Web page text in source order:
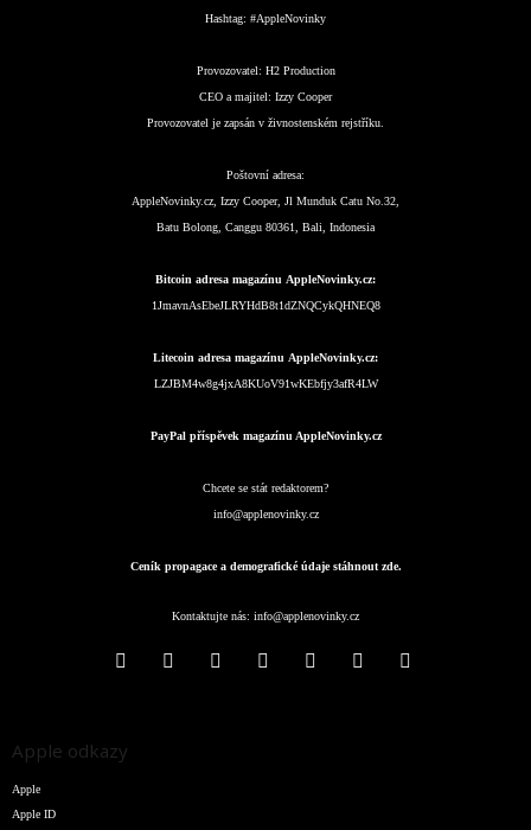
Hashtag: #AppleNovinky
Provozovatel: H2 Production
CEO a majitel: Izzy Cooper
Provozovatel je zapsán v živnostenském rejstříku.
Poštovní adresa:
AppleNovinky.cz, Izzy Cooper, Jl Munduk Catu No.32,
Batu Bolong, Canggu 80361, Bali, Indonesia
Bitcoin adresa magazínu AppleNovinky.cz:
1JmavnAsEbeJLRYHdB8t1dZNQCykQHNEQ8
Litecoin adresa magazínu AppleNovinky.cz:
LZJBM4w8g4jxA8KUoV91wKEbfjy3afR4LW
PayPal příspěvek magazínu AppleNovinky.cz
Chcete se stát redaktorem?
info@applenovinky.cz
Ceník propagace a demografické údaje stáhnout zde.
Kontaktujte nás: info@applenovinky.cz
Apple odkazy
Apple
Apple ID